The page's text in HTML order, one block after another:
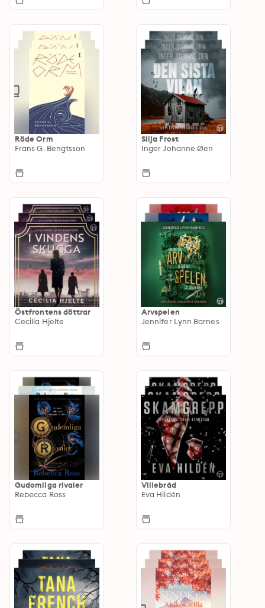
Röde Orm
Frans G. Bengtsson
Silja Frost
Inger Johanne Øen
Östfrontens döttrar
Cecilia Hjelte
Arvspelen
Jennifer Lynn Barnes
Gudomliga rivaler
Rebecca Ross
Villebråd
Eva Hildén